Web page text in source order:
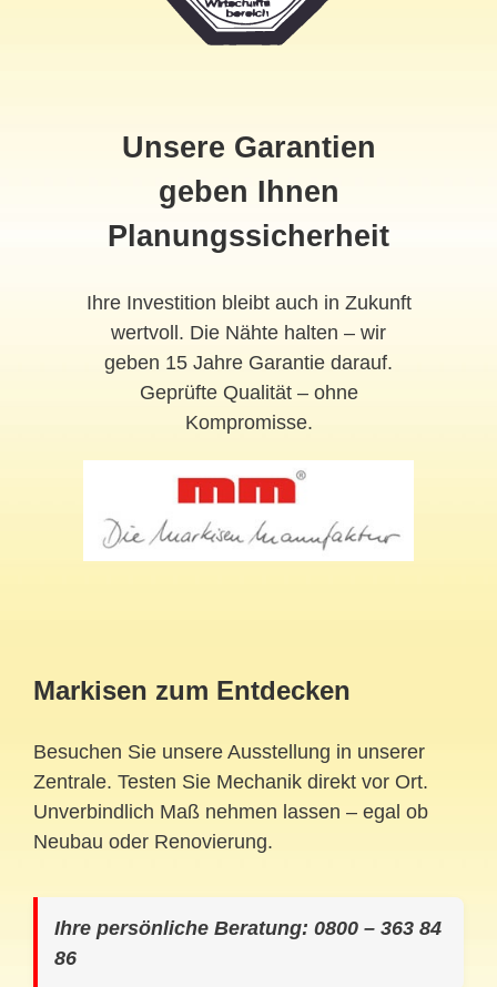
Unsere Garantien
geben Ihnen
Planungssicherheit
Ihre Investition bleibt auch in Zukunft
wertvoll. Die Nähte halten – wir
geben 15 Jahre Garantie darauf.
Geprüfte Qualität – ohne
Kompromisse.
Markisen zum Entdecken
Besuchen Sie unsere Ausstellung in unserer
Zentrale. Testen Sie Mechanik direkt vor Ort.
Unverbindlich Maß nehmen lassen – egal ob
Neubau oder Renovierung.
Ihre persönliche Beratung: 0800 – 363 84
86